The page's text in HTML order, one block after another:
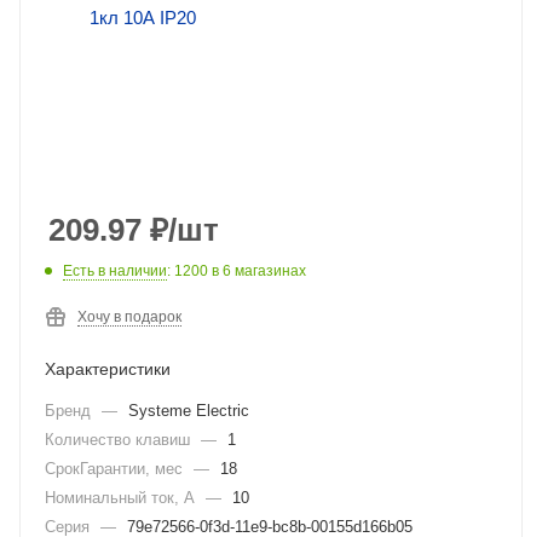
209.97 ₽/шт
Есть в наличии: 1200 в 6 магазинах
Хочу в подарок
Характеристики
Бренд — Systeme Electric
Количество клавиш —
1
СрокГарантии, мес
—
18
Номинальный ток, А
—
10
Серия
— 79e72566-0f3d-11e9-bc8b-00155d166b05